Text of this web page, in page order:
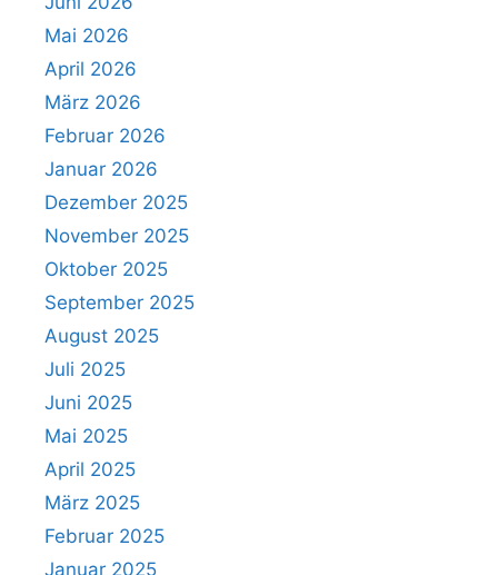
Mai 2026
April 2026
März 2026
Februar 2026
Januar 2026
Dezember 2025
November 2025
Oktober 2025
September 2025
August 2025
Juli 2025
Juni 2025
Mai 2025
April 2025
März 2025
Februar 2025
Januar 2025